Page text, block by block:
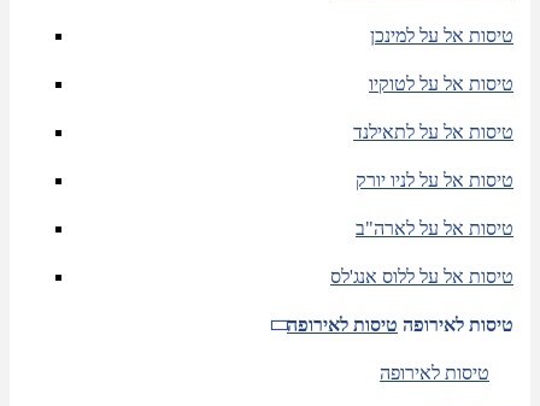
טיסות אל על למינכן
טיסות אל על לטוקיו
טיסות אל על לתאילנד
טיסות אל על לניו יורק
טיסות אל על לארה"ב
טיסות אל על ללוס אנג'לס
טיסות לאירופה טיסות לאירופה
טיסות לאירופה